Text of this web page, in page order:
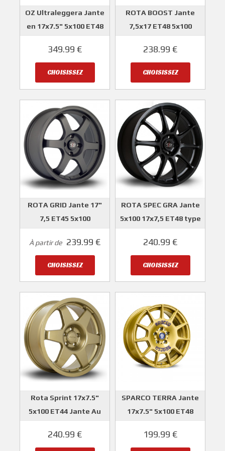
OZ Ultraleggera Jante
en 17x7.5" 5x100 ET48
349.99 €
CHOISISSEZ
ROTA BOOST Jante
7,5x17 ET48 5x100
238.99 €
CHOISISSEZ
ROTA GRID Jante 17"
7,5 ET45 5x100
À partir de 239.99 €
CHOISISSEZ
ROTA SPEC GRA Jante
5x100 17x7,5 ET48 type
ROTA
240.99 €
CHOISISSEZ
Rota Sprint 17x7.5"
5x100 ET44 Jante Au
ROTA
240.99 €
SPARCO TERRA Jante
17x7.5" 5x100 ET48
199.99 €